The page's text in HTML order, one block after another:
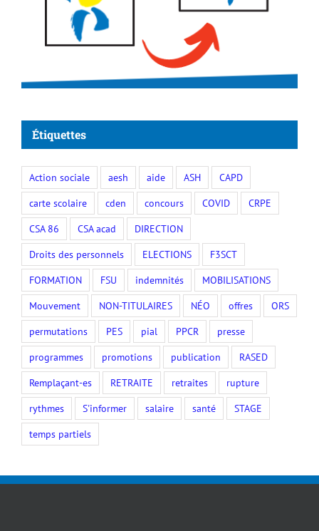
Étiquettes
Action sociale aesh aide ASH
CAPD
carte scolaire
cden concours COVID
CRPE
CSA 86
CSA acad
DIRECTION
Droits des personnels
ELECTIONS
F3SCT
FORMATION
FSU indemnités
MOBILISATIONS
Mouvement
NON-TITULAIRES NÉO offres
ORS
permutations
PES pial PPCR
presse
programmes
promotions publication
RASED
Remplaçant-es
RETRAITE retraites
rupture
rythmes
S'informer salaire santé
STAGE
temps partiels